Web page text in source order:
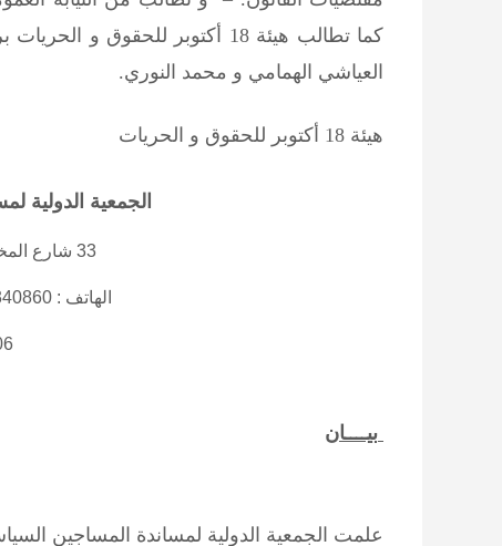
كما تطالب هيئة 18 أكتوبر
العياشي الهمامي و محمد النوري.
هيئة 18 أكتوبر للحقوق و الحريات
الجمعية الدولية
33 شارع المختار عطية تونس 1001
الهاتف : 71340860 الفاكس:71354984
بيــــان
علمت الجمعية الدولية لمساندة المساجين السيا